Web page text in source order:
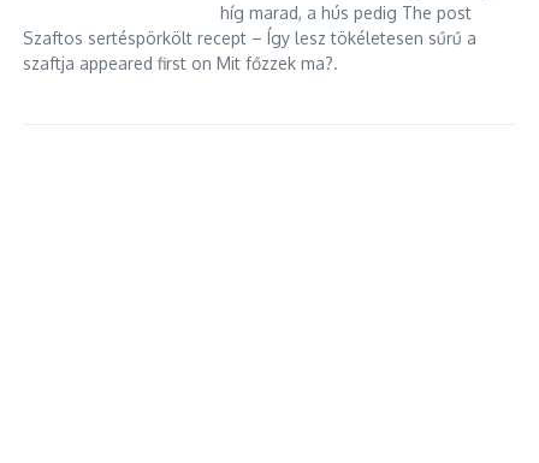
híg marad, a hús pedig The post
Szaftos sertéspörkölt recept – Így lesz tökéletesen sűrű a
szaftja appeared first on Mit főzzek ma?.